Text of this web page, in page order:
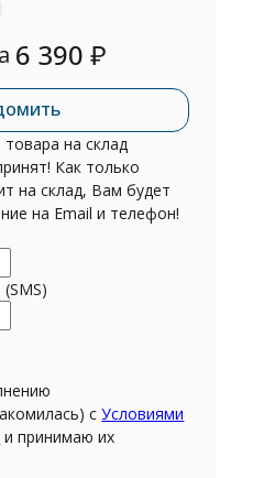
6 390₽
на склад
Как только
на склад, Вам будет
на Email и телефон!
сУсловиями
и принимаю их